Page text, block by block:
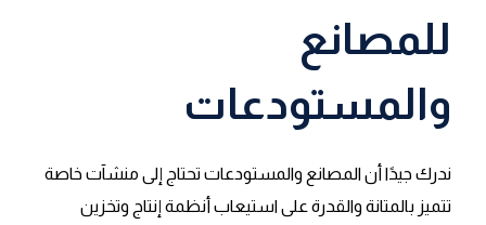
للمصانع
والمستودعات
ندرك جيدًا أن المصانع والمستودعات تحتاج إلى منشآت خاصة
تتميز بالمتانة والقدرة على استيعاب أنظمة إنتاج وتخزين